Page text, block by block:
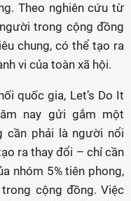
Theo nghiên cứu từ
trong cộng đồng
chung, có thể tạo ra
vi của toàn xã hội.
quốc gia, Let’s Do It
nay gửi gắm một
cần phải là người nổi
ra thay đổi – chỉ cần
nhóm 5% tiên phong,
cộng đồng. Việc